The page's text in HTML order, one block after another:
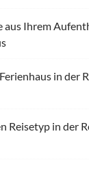
aus Ihrem
in der
Reisetyp in der